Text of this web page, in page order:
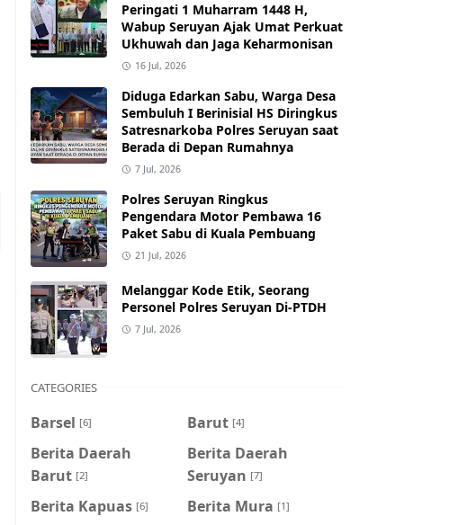
Peringati 1 Muharram 1448 H,
Wabup Seruyan Ajak Umat Perkuat
Ukhuwah dan Jaga Keharmonisan
16 Jul, 2026
Diduga Edarkan Sabu, Warga Desa
Sembuluh I Berinisial HS Diringkus
Satresnarkoba Polres Seruyan saat
Berada di Depan Rumahnya
7 Jul, 2026
Polres Seruyan Ringkus
Pengendara Motor Pembawa 16
Paket Sabu di Kuala Pembuang
21 Jul, 2026
Melanggar Kode Etik, Seorang
Personel Polres Seruyan Di-PTDH
7 Jul, 2026
CATEGORIES
Barsel [6] Barut [4]
Berita Daerah
Barut [2]
Berita Daerah
Seruyan [7]
Berita Kapuas [6] Berita Mura [1]